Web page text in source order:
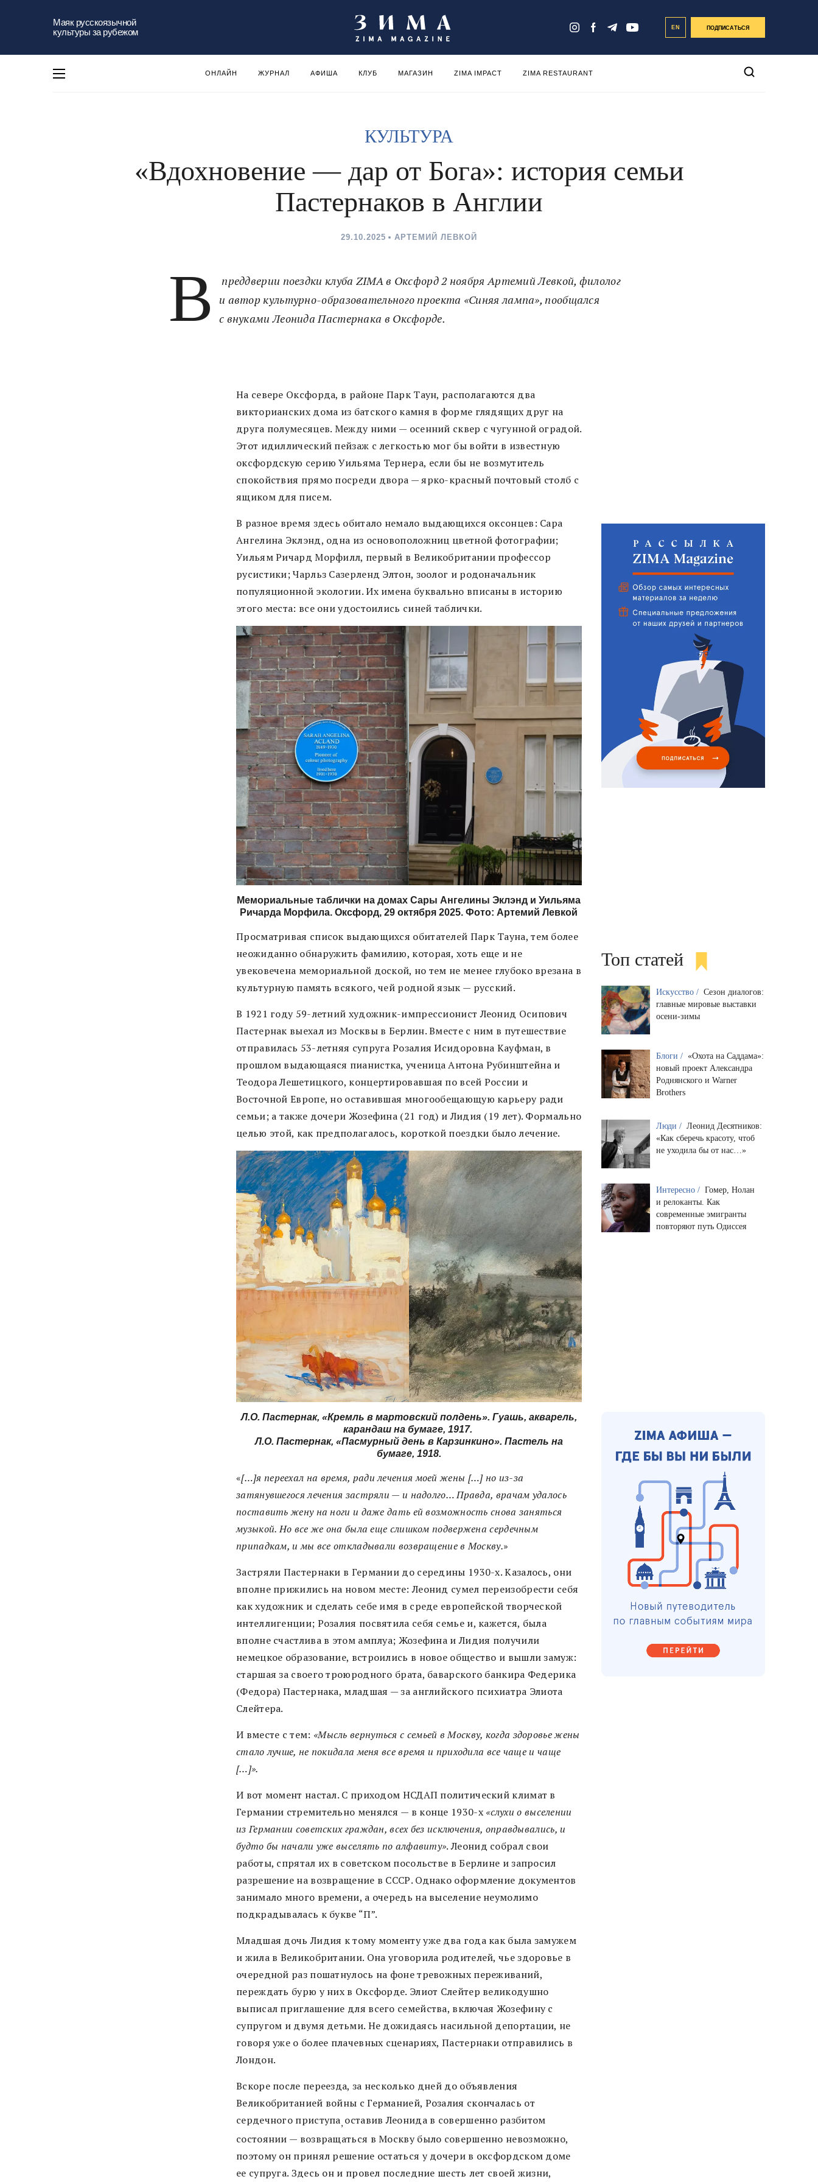
Маяк русскоязычной
культуры за рубежом
EN ПОДПИСАТЬСЯ
ОНЛАЙН ЖУРНАЛ АФИША КЛУБ МАГАЗИН ZIMA IMPACT ZIMA RESTAURANT
КУЛЬТУРА
«Вдохновение — дар от Бога»: история семьи
Пастернаков в Англии
29.10.2025 АРТЕМИЙ ЛЕВКОЙ
В
преддверии поездки клуба ZIMA в Оксфорд 2 ноября Артемий Левкой, филолог
и автор культурно-образовательного проекта «Синяя лампа», пообщался
с внуками Леонида Пастернака в Оксфорде.
На севере Оксфорда, в районе Парк Таун, располагаются два
викторианских дома из батского камня в форме глядящих друг на
друга полумесяцев. Между ними — осенний сквер с чугунной оградой.
Этот идиллический пейзаж с легкостью мог бы войти в известную
оксфордскую серию Уильяма Тернера, если бы не возмутитель
спокойствия прямо посреди двора — ярко-красный почтовый столб с
ящиком для писем.
В разное время здесь обитало немало выдающихся оксонцев: Сара
Ангелина Эклэнд, одна из основоположниц цветной фотографии;
Уильям Ричард Морфилл, первый в Великобритании профессор
русистики; Чарльз Сазерленд Элтон, зоолог и родоначальник
популяционной экологии. Их имена буквально вписаны в историю
этого места: все они удостоились синей таблички.
Мемориальные таблички на домах Сары Ангелины Эклэнд и Уильяма
Ричарда Морфила. Оксфорд, 29 октября 2025. Фото: Артемий Левкой
Просматривая список выдающихся обитателей Парк Тауна, тем более
неожиданно обнаружить фамилию, которая, хоть еще и не
увековечена мемориальной доской, но тем не менее глубоко врезана в
культурную память всякого, чей родной язык — русский.
В 1921 году 59-летний художник-импрессионист Леонид Осипович
Пастернак выехал из Москвы в Берлин. Вместе с ним в путешествие
отправилась 53-летняя супруга Розалия Исидоровна Кауфман, в
прошлом выдающаяся пианистка, ученица Антона Рубинштейна и
Теодора Лешетицкого, концертировавшая по всей России и
Восточной Европе, но оставившая многообещающую карьеру ради
семьи; а также дочери Жозефина (21 год) и Лидия (19 лет). Формально
целью этой, как предполагалось, короткой поездки было лечение.
Л.О. Пастернак, «Кремль в мартовский полдень». Гуашь, акварель,
карандаш на бумаге, 1917.
Л.О. Пастернак, «Пасмурный день в Карзинкино». Пастель на
бумаге, 1918.
«[…]я переехал на время, ради лечения моей жены […] но из-за
затянувшегося лечения застряли — и надолго… Правда, врачам удалось
поставить жену на ноги и даже дать ей возможность снова заняться
музыкой. Но все же она была еще слишком подвержена сердечным
припадкам, и мы все откладывали возвращение в Москву.»
Застряли Пастернаки в Германии до середины 1930-х. Казалось, они
вполне прижились на новом месте: Леонид сумел переизобрести себя
как художник и сделать себе имя в среде европейской творческой
интеллигенции; Розалия посвятила себя семье и, кажется, была
вполне счастлива в этом амплуа; Жозефина и Лидия получили
немецкое образование, встроились в новое общество и вышли замуж:
старшая за своего троюродного брата, баварского банкира Федерика
(Федора) Пастернака, младшая — за английского психиатра Элиота
Слейтера.
И вместе с тем: «Мысль вернуться с семьей в Москву, когда здоровье жены
стало лучше, не покидала меня все время и приходила все чаще и чаще
[…]».
И вот момент настал. С приходом НСДАП политический климат в
Германии стремительно менялся — в конце 1930-х «слухи о выселении
из Германии советских граждан, всех без исключения, оправдывались, и
будто бы начали уже выселять по алфавиту». Леонид собрал свои
работы, спрятал их в советском посольстве в Берлине и запросил
разрешение на возвращение в СССР. Однако оформление документов
занимало много времени, а очередь на выселение неумолимо
подкрадывалась к букве “П”.
Младшая дочь Лидия к тому моменту уже два года как была замужем
и жила в Великобритании. Она уговорила родителей, чье здоровье в
очередной раз пошатнулось на фоне тревожных переживаний,
переждать бурю у них в Оксфорде. Элиот Слейтер великодушно
выписал приглашение для всего семейства, включая Жозефину с
супругом и двумя детьми. Не дожидаясь насильной депортации, не
говоря уже о более плачевных сценариях, Пастернаки отправились в
Лондон.
Вскоре после переезда, за несколько дней до объявления
Великобританией войны с Германией, Розалия скончалась от
сердечного приступа, оставив Леонида в совершенно разбитом
состоянии — возвращаться в Москву было совершенно невозможно,
поэтому он принял решение остаться у дочери в оксфордском доме
ее супруга. Здесь он и провел последние шесть лет своей жизни,
Топ статей
Искусство / Сезон диалогов:
главные мировые выставки
осени-зимы
Блоги / «Охота на Саддама»:
новый проект Александра
Роднянского и Warner
Brothers
Люди / Леонид Десятников:
«Как сберечь красоту, чтоб
не уходила бы от нас…»
Интересно / Гомер, Нолан
и релоканты. Как
современные эмигранты
повторяют путь Одиссея